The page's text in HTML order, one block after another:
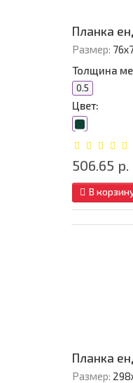
Планка
Размер:
Толщина
0.5
Цвет:
506.65 р.
В
Планка
Размер: